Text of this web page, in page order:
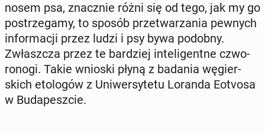
nosem psa, znacz­nie różni się od tego, jak my go
po­strze­ga­my, to sposób prze­twa­rza­nia pewnych
in­for­ma­cji przez ludzi i psy bywa podobny.
Zwłasz­cza przez te bar­dziej in­te­li­gent­ne czwo­
ro­no­gi. Takie wnioski płyną z badania wę­gier­
skich eto­lo­gów z Uni­wer­sy­te­tu Loranda Eotvosa
w Bu­da­pesz­cie.